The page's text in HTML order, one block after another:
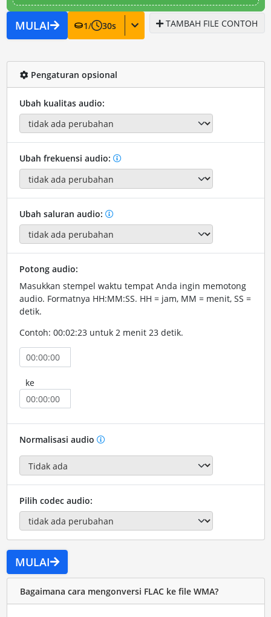
MULAI 1/ 30s TAMBAH FILE CONTOH
Pengaturan opsional
Ubah kualitas audio:
Ubah frekuensi audio:
Ubah saluran audio:
Potong audio:
Masukkan stempel waktu tempat Anda ingin memotong
audio. Formatnya HH:MM:SS. HH = jam, MM = menit, SS =
detik.
Contoh: 00:02:23 untuk 2 menit 23 detik.
ke
Normalisasi audio
Pilih codec audio:
MULAI
Bagaimana cara mengonversi FLAC ke file WMA?